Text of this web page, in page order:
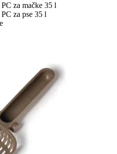
za mačke 35 l
za pse 35 l